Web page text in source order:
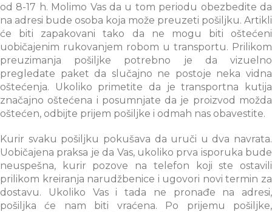
od 8-17 h. Molimo Vas da u tom periodu obezbedite da
na adresi bude osoba koja može preuzeti pošiljku. Artikli
će biti zapakovani tako da ne mogu biti oštećeni
uobičajenim rukovanjem robom u transportu. Prilikom
preuzimanja pošiljke potrebno je da vizuelno
pregledate paket da slučajno ne postoje neka vidna
oštećenja. Ukoliko primetite da je transportna kutija
značajno oštećena i posumnjate da je proizvod možda
oštećen, odbijte prijem pošiljke i odmah nas obavestite.
Kurir svaku pošiljku pokušava da uruči u dva navrata.
Uobičajena praksa je da Vas, ukoliko prva isporuka bude
neuspešna, kurir pozove na telefon koji ste ostavili
prilikom kreiranja narudžbenice i ugovori novi termin za
dostavu. Ukoliko Vas i tada ne pronađe na adresi,
pošiljka će nam biti vraćena. Po prijemu pošiljke,